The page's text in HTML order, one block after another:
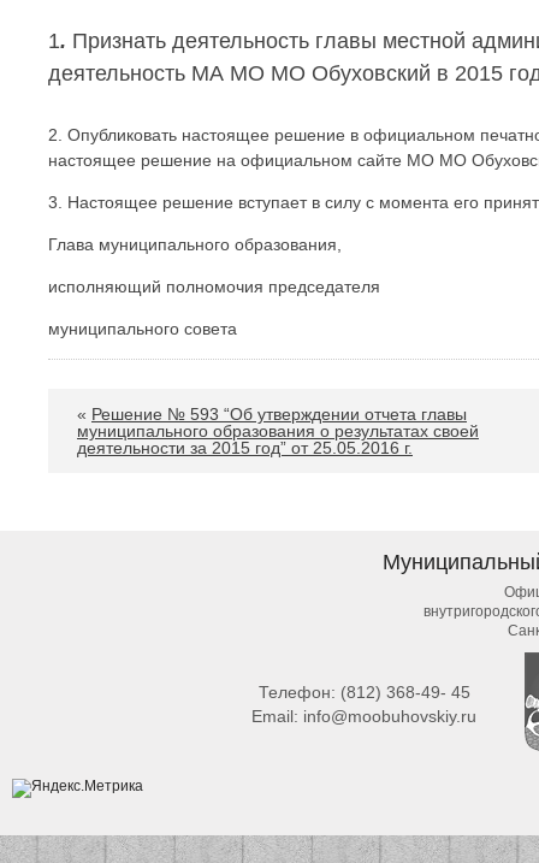
1. Признать деятельность главы местной
деятельность МА МО МО Обуховский в 2015
2. Опубликовать настоящее решение в официальном
настоящее решение на официальном сайте МО МО
3. Настоящее решение вступает в силу с момента его
Глава муниципального образования,
исполняющий полномочия председателя
муниципального
« Решение № 593 “Об утверждении отчета главы
муниципального образования о результатах своей
деятельности за 2015 год” от 25.05.2016 г.
Телефон: (812) 368-49- 45
Email: info@moobuhovskiy.ru